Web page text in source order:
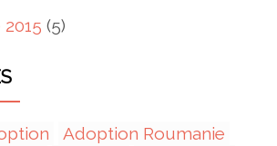
(5)
Adoption Roumanie